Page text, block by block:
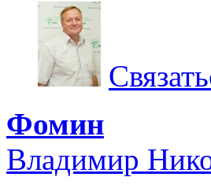
Фомин
Владимир